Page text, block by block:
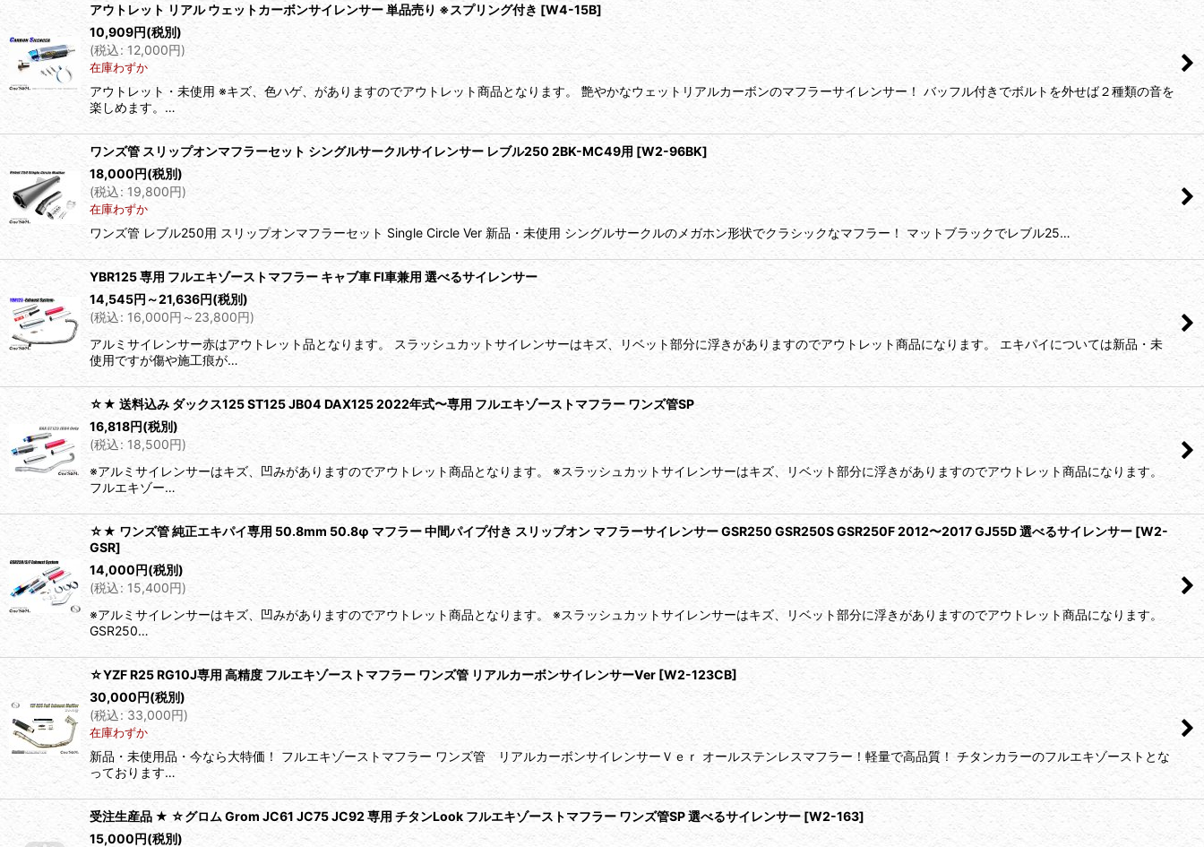
アウトレット リアル ウェットカーボンサイレンサー 単品売り ※スプリング付き [W4-15B]
10,909円(税別)
(税込: 12,000円)
在庫わずか
アウトレット・未使用 ※キズ、色ハゲ、がありますのでアウトレット商品となります。 艶やかなウェットリアルカーボンのマフラーサイレンサー！ バッフル付きでボルトを外せば２種類の音を
楽しめます。…
ワンズ管 スリップオンマフラーセット シングルサークルサイレンサー レブル250 2BK-MC49用 [W2-96BK]
18,000円(税別)
(税込: 19,800円)
在庫わずか
ワンズ管 レブル250用 スリップオンマフラーセット Single Circle Ver 新品・未使用 シングルサークルのメガホン形状でクラシックなマフラー！ マットブラックでレブル25…
YBR125 専用 フルエキゾーストマフラー キャブ車 FI車兼用 選べるサイレンサー
14,545円 ～21,636円(税別)
(税込: 16,000円 ～23,800円)
アルミサイレンサー赤はアウトレット品となります。 スラッシュカットサイレンサーはキズ、リベット部分に浮きがありますのでアウトレット商品になります。 エキパイについては新品・未
使用ですが傷や施工痕が…
☆★ 送料込み ダックス125 ST125 JB04 DAX125 2022年式〜専用 フルエキゾーストマフラー ワンズ管SP
16,818円(税別)
(税込: 18,500円)
※アルミサイレンサーはキズ、凹みがありますのでアウトレット商品となります。 ※スラッシュカットサイレンサーはキズ、リベット部分に浮きがありますのでアウトレット商品になります。
フルエキゾー…
☆★ ワンズ管 純正エキパイ専用 50.8mm 50.8φ マフラー 中間パイプ付き スリップオン マフラーサイレンサー GSR250 GSR250S GSR250F 2012〜2017 GJ55D 選べるサイレンサー [W2-
GSR]
14,000円(税別)
(税込: 15,400円)
※アルミサイレンサーはキズ、凹みがありますのでアウトレット商品となります。 ※スラッシュカットサイレンサーはキズ、リベット部分に浮きがありますのでアウトレット商品になります。
GSR250…
☆YZF R25 RG10J専用 高精度 フルエキゾーストマフラー ワンズ管 リアルカーボンサイレンサーVer [W2-123CB]
30,000円(税別)
(税込: 33,000円)
在庫わずか
新品・未使用品・今なら大特価！ フルエキゾーストマフラー ワンズ管 リアルカーボンサイレンサーＶｅｒ オールステンレスマフラー！軽量で高品質！ チタンカラーのフルエキゾーストとな
っております…
受注生産品 ★ ☆グロム Grom JC61 JC75 JC92 専用 チタンLook フルエキゾーストマフラー ワンズ管SP 選べるサイレンサー [W2-163]
15,000円(税別)